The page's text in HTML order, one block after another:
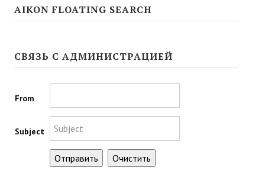
Manga List
WALKTHROUGH VN
PC 18+
AIKON FLOATING SEARCH
СВЯЗЬ С АДМИНИСТРАЦИЕЙ
From
Subject